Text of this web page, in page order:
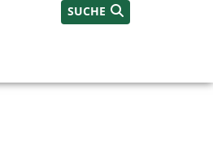
SUCHE